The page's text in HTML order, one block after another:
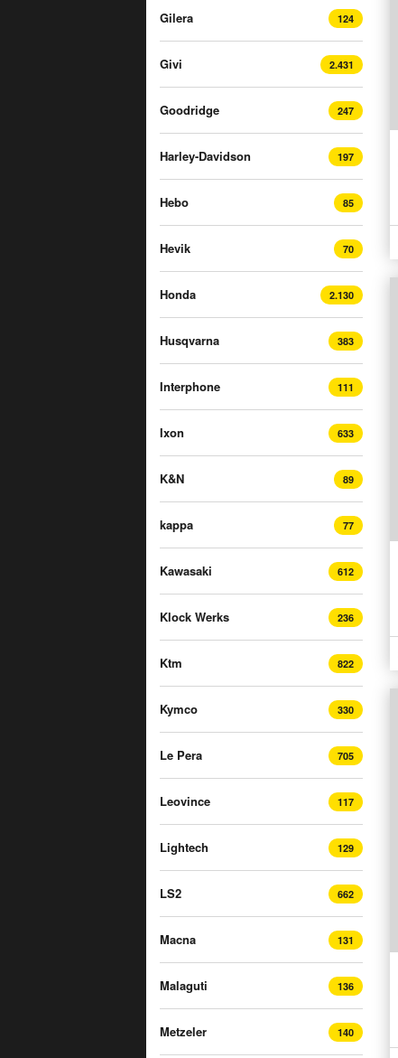
Gilera 124
Givi 2.431
Goodridge 247
Harley-Davidson 197
Hebo 85
Hevik 70
Honda 2.130
Husqvarna 383
Interphone 111
Ixon 633
K&N 89
kappa 77
Kawasaki 612
Klock Werks 236
Ktm 822
Kymco 330
Le Pera 705
Leovince 117
Lightech 129
LS2 662
Macna 131
Malaguti 136
Metzeler 140